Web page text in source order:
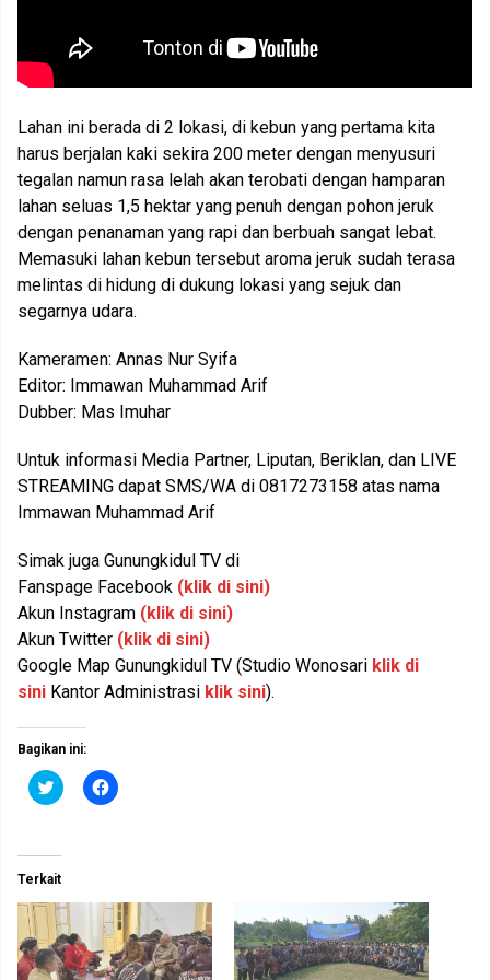
Lahan ini berada di 2 lokasi, di kebun yang pertama kita
harus berjalan kaki sekira 200 meter dengan menyusuri
tegalan namun rasa lelah akan terobati dengan hamparan
lahan seluas 1,5 hektar yang penuh dengan pohon jeruk
dengan penanaman yang rapi dan berbuah sangat lebat.
Memasuki lahan kebun tersebut aroma jeruk sudah terasa
melintas di hidung di dukung lokasi yang sejuk dan
segarnya udara.
Kameramen: Annas Nur Syifa
Editor: Immawan Muhammad Arif
Dubber: Mas Imuhar
Untuk informasi Media Partner, Liputan, Beriklan, dan LIVE
STREAMING dapat SMS/WA di 0817273158 atas nama
Immawan Muhammad Arif
Simak juga Gunungkidul TV di
Fanspage Facebook (klik di sini)
Akun Instagram (klik di sini)
Akun Twitter (klik di sini)
Google Map Gunungkidul TV (Studio Wonosari klik di
sini Kantor Administrasi klik sini).
Bagikan ini:
K
l
n
t
u
k
b
e
r
b
a
K
l
k
m
e
m
b
a
Terkait